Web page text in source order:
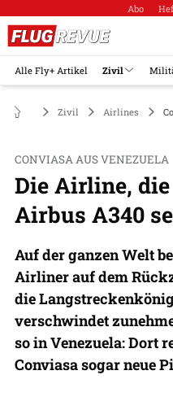
Abo
Alle Fly+ Artikel Zivil
Zivil Airlines
CONVIASA AUS VENEZUELA
Die Airline,
Airbus A340
Auf der ganzen Welt
Airliner auf dem
die
verschwindet
so in Venezuela: Dort
Conviasa sogar neue